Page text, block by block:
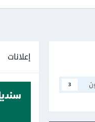
3
إعلانات